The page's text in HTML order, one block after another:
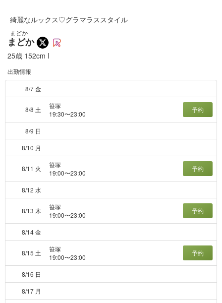
綺麗なルックス♡グラマラススタイル
まどか
まどか
25歳 152cm I
出勤情報
8/7 金
8/8 土
笹塚
19:30〜23:00
予約
8/9 日
8/10 月
8/11 火
笹塚
19:00〜23:00
予約
8/12 水
8/13 木
笹塚
19:00〜23:00
予約
8/14 金
8/15 土
笹塚
19:00〜23:00
予約
8/16 日
8/17 月